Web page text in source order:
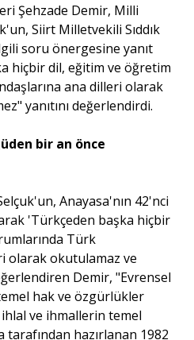
- Analiz
Dizisi
Şehzade Demir, Milli
Siirt Milletvekili Sıddık
soru önergesine yanıt
hiçbir dil, eğitim ve öğretim
ana dilleri olarak
yanıtını değerlendirdi.
bir an önce
Anayasa'nın 42'nci
'Türkçeden başka hiçbir
Türk
olarak okutulamaz ve
Demir, "Evrensel
hak ve özgürlükler
ve ihmallerin temel
tarafından hazırlanan 1982